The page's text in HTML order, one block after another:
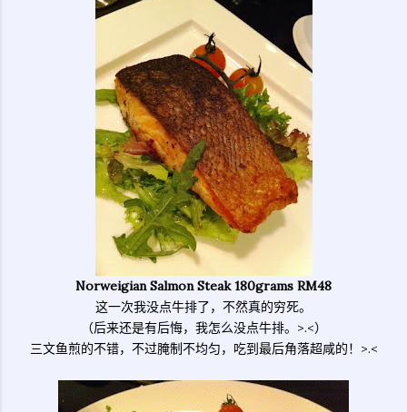
Norweigian Salmon Steak 180grams RM48
这一次我没点牛排了，不然真的穷死。
（后来还是有后悔，我怎么没点牛排。>.<）
三文鱼煎的不错，不过腌制不均匀，吃到最后角落超咸的！>.<